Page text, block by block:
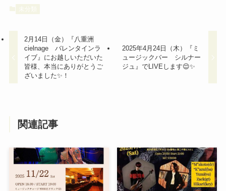
2月14日（金）『八重洲
cielnage バレンタインラ
イブ』にお越しいただいた
皆様、本当にありがとうご
ざいました✨！
2025年4月24日（木）『ミ
ュージックバー シルナー
ジュ』でLIVEします😌✨
関連記事